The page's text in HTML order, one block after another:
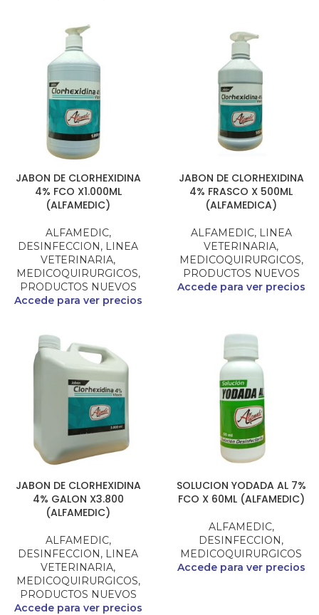
JABON DE CLORHEXIDINA
4% FCO X1.000ML
(ALFAMEDIC)
ALFAMEDIC,
DESINFECCION, LINEA
VETERINARIA,
MEDICOQUIRURGICOS,
PRODUCTOS NUEVOS
Accede para ver precios
JABON DE CLORHEXIDINA
4% FRASCO X 500ML
(ALFAMEDICA)
ALFAMEDIC, LINEA
VETERINARIA,
MEDICOQUIRURGICOS,
PRODUCTOS NUEVOS
Accede para ver precios
JABON DE CLORHEXIDINA
4% GALON X3.800
(ALFAMEDIC)
ALFAMEDIC,
DESINFECCION, LINEA
VETERINARIA,
MEDICOQUIRURGICOS,
PRODUCTOS NUEVOS
Accede para ver precios
SOLUCION YODADA AL 7%
FCO X 60ML (ALFAMEDIC)
ALFAMEDIC,
DESINFECCION,
MEDICOQUIRURGICOS
Accede para ver precios